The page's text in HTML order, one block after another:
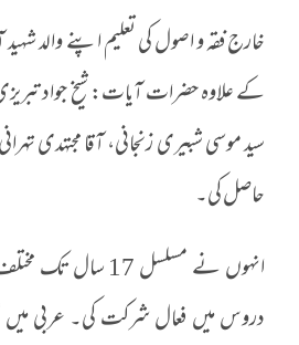
خارج فقہ و اصول کی تعلیم اپنے والد
کے علاوہ حضرات آیات: شیخ جواد
سید موسی شبیری زنجانی، آقا مجتہدی
حاصل کی۔
انہوں نے مسلسل
دروس میں فعال شرکت کی۔ عربی میں